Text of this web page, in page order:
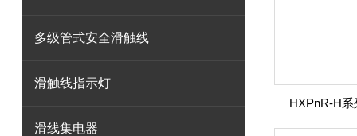
多级管式安全滑触线
滑触线指示灯
滑线集电器
HXPnR-H